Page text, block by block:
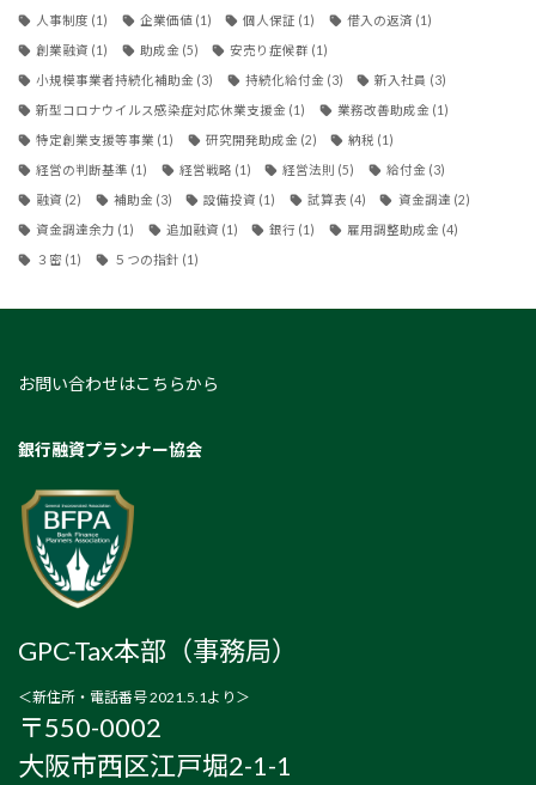
人事制度 (1) 企業価値(1) 個人保証 (1) 借入の返済 (1)
創業融資 (1) 助成金 (5) 安売り症候群 (1)
小規模事業者持続化補助金 (3) 持続化給付金 (3) 新入社員 (3)
新型コロナウイルス感染症対応休業支援金 (1) 業務改善助成金 (1)
特定創業支援等事業 (1) 研究開発助成金 (2) 納税 (1)
経営の判断基準 (1) 経営戦略 (1) 経営法則 (5) 給付金 (3)
融資 (2) 補助金 (3) 設備投資 (1) 試算表 (4) 資金調達 (2)
資金調達余力 (1) 追加融資 (1) 銀行 (1) 雇用調整助成金 (4)
３密 (1) ５つの指針 (1)
お問い合わせはこちらから
銀行融資プランナー協会
GPC-Tax本部（事務局）
＜新住所・電話番号 2021.5.1より＞
〒550-0002
大阪市西区江戸堀2-1-1